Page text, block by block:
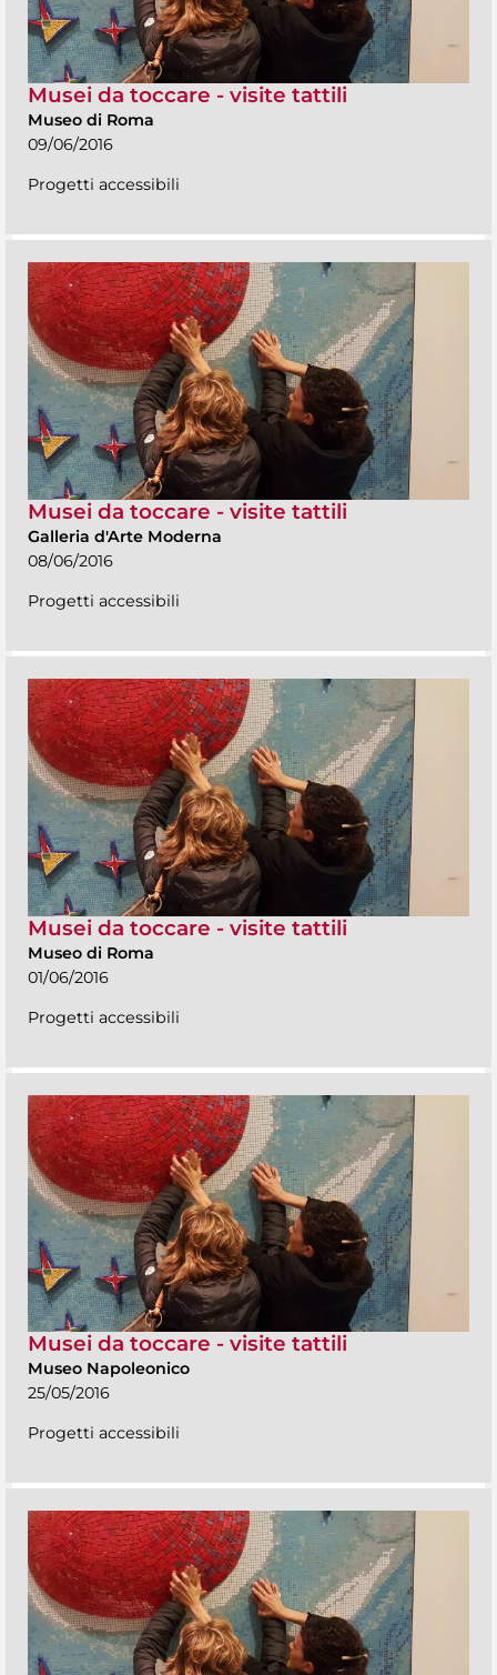
Musei da toccare - visite tattili
Museo di Roma
09/06/2016
Progetti accessibili
Musei da toccare - visite tattili
Galleria d'Arte Moderna
08/06/2016
Progetti accessibili
Musei da toccare - visite tattili
Museo di Roma
01/06/2016
Progetti accessibili
Musei da toccare - visite tattili
Museo Napoleonico
25/05/2016
Progetti accessibili